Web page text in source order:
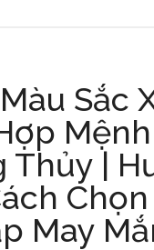
Sắc
Thủy |
May